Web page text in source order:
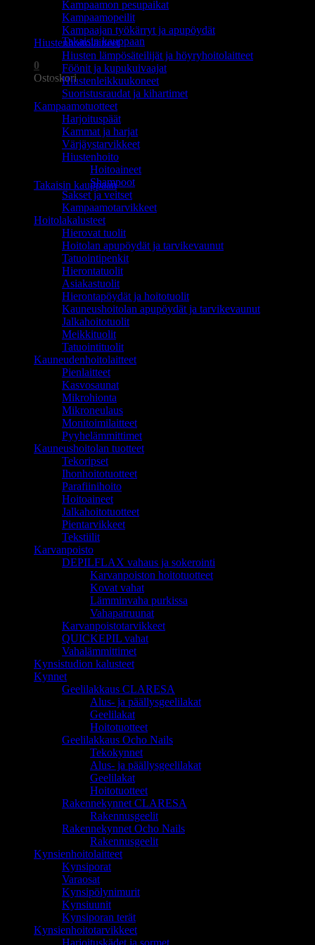
Ostoskori on tyhjä.
Takaisin kauppaan
0
Ostoskori
Ostoskori on tyhjä.
Takaisin kauppaan
Kampaamon pesupaikat
Kampaamopeilit
Kampaajan työkärryt ja apupöydät
Hiustenhoitolaitteet
Hiusten lämpösäteilijät ja höyryhoitolaitteet
Föönit ja kupukuivaajat
Hiustenleikkuukoneet
Suoristusraudat ja kihartimet
Kampaamotuotteet
Harjoituspäät
Kammat ja harjat
Värjäystarvikkeet
Hiustenhoito
Hoitoaineet
Shampoot
Sakset ja veitset
Kampaamotarvikkeet
Hoitolakalusteet
Hierovat tuolit
Hoitolan apupöydät ja tarvikevaunut
Tatuointipenkit
Hierontatuolit
Asiakastuolit
Hierontapöydät ja hoitotuolit
Kauneushoitolan apupöydät ja tarvikevaunut
Jalkahoitotuolit
Meikkituolit
Tatuointituolit
Kauneudenhoitolaitteet
Pienlaitteet
Kasvosaunat
Mikrohionta
Mikroneulaus
Monitoimilaitteet
Pyyhelämmittimet
Kauneushoitolan tuotteet
Tekoripset
Ihonhoitotuotteet
Parafiinihoito
Hoitoaineet
Jalkahoitotuotteet
Pientarvikkeet
Tekstiilit
Karvanpoisto
DEPILFLAX vahaus ja sokerointi
Karvanpoiston hoitotuotteet
Kovat vahat
Lämminvaha purkissa
Vahapatruunat
Karvanpoistotarvikkeet
QUICKEPIL vahat
Vahalämmittimet
Kynsistudion kalusteet
Kynnet
Geelilakkaus CLARESA
Alus- ja päällysgeelilakat
Geelilakat
Hoitotuotteet
Geelilakkaus Ocho Nails
Tekokynnet
Alus- ja päällysgeelilakat
Geelilakat
Hoitotuotteet
Rakennekynnet CLARESA
Rakennusgeelit
Rakennekynnet Ocho Nails
Rakennusgeelit
Kynsienhoitolaitteet
Kynsiporat
Varaosat
Kynsipölynimurit
Kynsiuunit
Kynsiporan terät
Kynsienhoitotarvikkeet
Harjoituskädet ja sormet